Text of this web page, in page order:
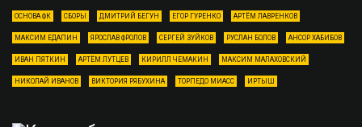
ОСНОВА ФК СБОРЫ ДМИТРИЙ БЕГУН ЕГОР ГУРЕНКО АРТЁМ ЛАВРЕНКОВ
МАКСИМ ЕДАПИН ЯРОСЛАВ ФРОЛОВ СЕРГЕЙ ЗУЙКОВ РУСЛАН БОЛОВ АНСОР ХАБИБОВ
ИВАН ПЯТКИН АРТЁМ ЛУТЦЕВ КИРИЛЛ ЧЕМАКИН МАКСИМ МАЛАХОВСКИЙ
НИКОЛАЙ ИВАНОВ ВИКТОРИЯ РЯБУХИНА ТОРПЕДО МИАСС ИРТЫШ